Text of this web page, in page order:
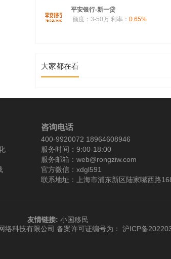
平安银行-新一贷
额度：3-50万 利率： 0.65%
大家都在看
咨询电话
400-9920072 18964608946
服务时间：9:00-18:00
服务邮箱：web@rongziw.com
官方微信：xdgl591
联系地址：上海市浦东新区陆家嘴西路
友情链接: 小国移民
络科技有限公司 备案许可证编号为： 沪ICP备